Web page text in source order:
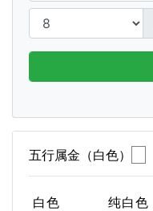
五行属金（白色）
白色 纯白色